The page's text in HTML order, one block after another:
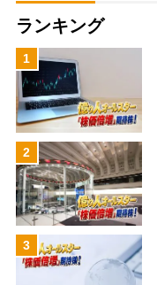
ランキング
1
2
3